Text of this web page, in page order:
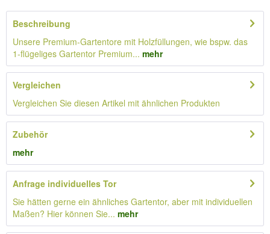
Beschreibung
Unsere Premium-Gartentore mit Holzfüllungen, wie bspw. das
1-flügeliges Gartentor Premium... mehr
Vergleichen
Vergleichen Sie diesen Artikel mit ähnlichen Produkten
Zubehör
mehr
Anfrage individuelles Tor
Sie hätten gerne ein ähnliches Gartentor, aber mit individuellen
Maßen? Hier können Sie... mehr